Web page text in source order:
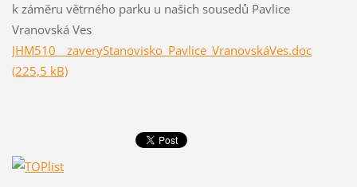
k záměru větrného parku u našich sousedů Pavlice
Vranovská Ves
JHM510__zaveryStanovisko_Pavlice_VranovskáVes.doc
(225,5 kB)